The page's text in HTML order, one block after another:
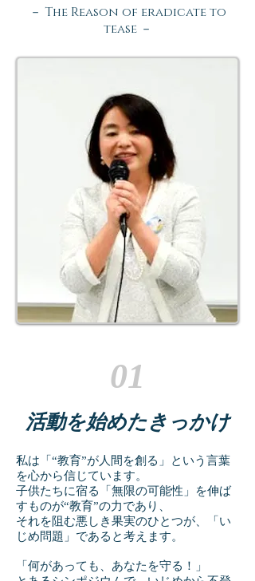
​－ The Reason of eradicate to
tease －
01
活動を始めたきっかけ
私は「“教育”が人間を創る」という言葉
を心から信じています。
子供たちに宿る「無限の可能性」を伸ば
すものが“教育”の力であり、
それを阻む悪しき果実のひとつが、「い
じめ問題」であると考えます。
「何があっても、あなたを守る！」